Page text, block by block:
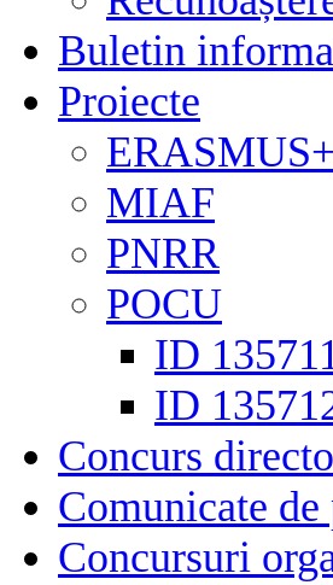
Buletin
Proiecte
ERASMUS+
MIAF
PNRR
POCU
ID
ID
Concurs
Comunicate de
Concursuri